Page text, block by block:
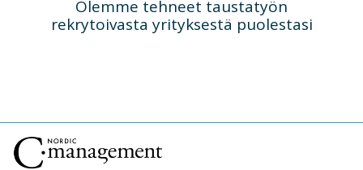
Olemme tehneet taustatyön
rekrytoivasta yrityksestä puolestasi